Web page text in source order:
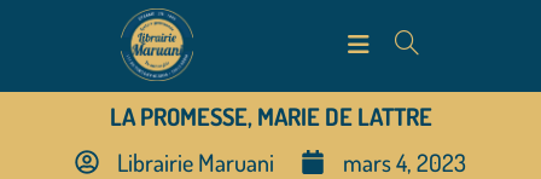
LA PROMESSE, MARIE DE LATTRE
Librairie Maruani
mars 4, 2023